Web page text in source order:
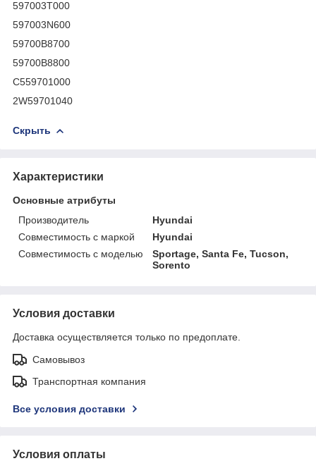
597003Т000
597003N600
59700В8700
59700В8800
С559701000
2W59701040
Скрыть
Характеристики
Основные атрибуты
Производитель
Hyundai
Совместимость с маркой
Hyundai
Совместимость с моделью
Sportage, Santa Fe, Tucson,
Sorento
Условия доставки
Доставка осуществляется только по предоплате.
Самовывоз
Транспортная компания
Все условия доставки
Условия оплаты